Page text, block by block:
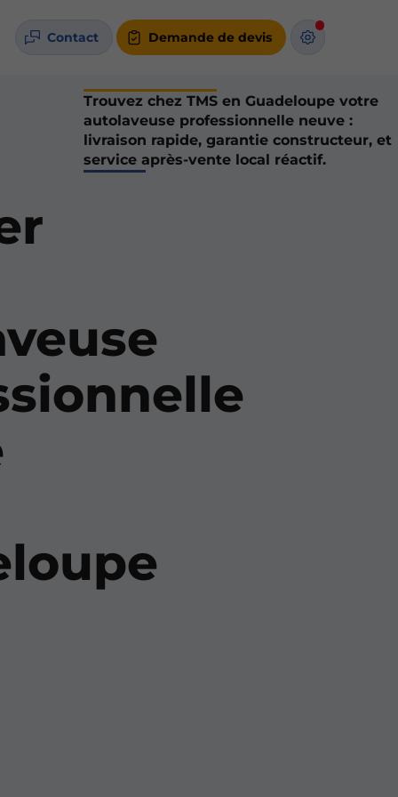
Contact Demande de devis
Trouvez chez TMS en Guadeloupe votre
autolaveuse professionnelle neuve :
livraison rapide, garantie constructeur, et
service après-vente local réactif.